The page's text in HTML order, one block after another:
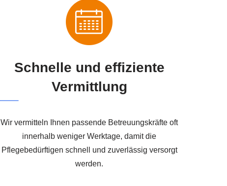
Schnelle und effiziente
Vermittlung
Wir vermitteln Ihnen passende Betreuungskräfte oft
innerhalb weniger Werktage, damit die
Pflegebedürftigen schnell und zuverlässig versorgt
werden.